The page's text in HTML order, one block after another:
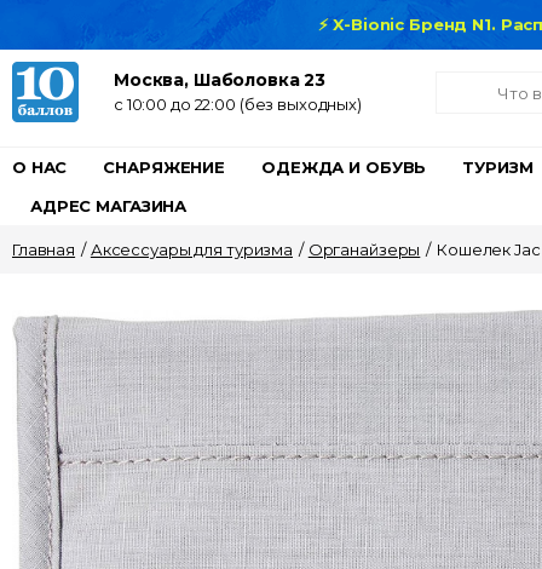
⚡ X-Bionic Бренд N1.
Москва, Шаболовка 23
c 10:00 до 22:00 (без выходных)
О НАС СНАРЯЖЕНИЕ ОДЕЖДА И ОБУВЬ
ТУРИЗМ
АДРЕС МАГАЗИНА
Главная /Аксессуары для туризма / Органайзеры / Кошелек